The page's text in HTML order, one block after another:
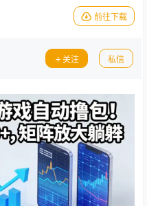
前往下载
关注 私信